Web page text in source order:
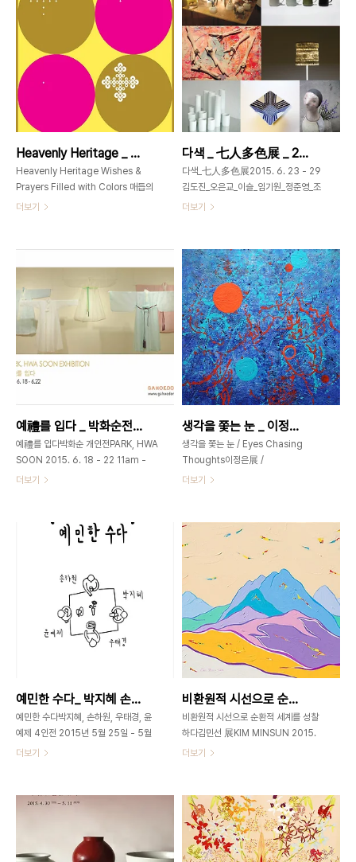
찾아오시는 길 갤러리 전용 주차장이나
공영주차장이 없습니다. 가급적 대중교
통 이용을 부탁드립니다. 지하철: 3호선
안국역하차 - 2번출구 - 헌법재판소 방
면으로 500미터 직진 - CU편의점 맞
은편 돈미약국 골목 안쪽에 정면으로 보
입니다. 승용차:(강남방면) 한남대교 건
너서 계속해서 직진 - 남산1호터널 - 종
400여 미터 직진 - 길 왼편에 가회동
주민센터 지나면 바로 북촌미술관 ..
서울시 종로구 가회동 60번지02-
3673-
0585gahoedong60@gmail.com
경계의 공존 _ 자연과 문명, 그리고 예술
과 기술 글_ 가회동60 김정민 인간은 빛
으로 그림을 그리고 싶었다. 이러한 바람
이 현실화 된 것은 예술가만의 힘으로 이
루어진 것은 아니다. 수많은 발명가들의
로 은염필름 발명 이후 디지털 카메라의
혁명을 거쳐 마침내 스마트폰 하나로 모
든 것이 간편화 ..
Heavenly Heritage _ 김정희 展 _ 2015_0701 ▶ 0705
Heavenly Heritage Wishes &
Prayers Filled with Colors 매듭의
그래픽 패턴, 빛깔을 품은 매일기도 김정
60_GAHOEDONG60www.gahoedong60.com
서울시 종로구 가회동 60번지02-
0585gahoedong60@gmail.com
Heavenly Heritage Wishes &
Prayers Filled with Colors 매듭의
그래픽 패턴, 빛깔을 품은 매일기도 어머
니의 지함은 한 칸씩 그 아름다운 빛깔을
품고 있습니다. 하나씩 열어볼 때의 기대
감과 기쁜 놀라움은 출발선에 선 선수처
한 ‘희망 希望’ 그 전부입니다...
더보기
다색 _ 七人多色展 _ 2015_0623 ▶ 0629
다색_七人多色展2015. 6. 23 - 29
김도진_오은교_이슬_임기원_정준영_조
아라_최영희 11am - 7pm휴관일 없음
0585gahoedong60@gmail.com
더보기
예禮를 입다 _ 박화순전 _ 2015_0618 ▶ 0622
예禮를 입다박화순 개인전PARK, HWA
SOON 2015. 6. 18 - 22 11am -
7pm 가회동60 _
60번지 예禮를 입다 옷은 일상이며, 문
화 자체이므로 그 시대의 생활과 철학이
내는 겉옷이었던 포袍를 중심으로 하였
습니다.조선후기의 포는 단아하고 우아
하면서 아주 미니멀리즘한 특징이 있어
우리 한복의 아름다움에 매료되었습니
다.오늘날 한국의 경제와 생활수준이 높
면 어떨까요.포를 통해 예를 입던 선현들
의 마음과 선조들의 미의식과 더불어 전
통의 가치를 되..
더보기
생각을 쫓는 눈 _ 이정은展 _ 2015_0603 ▶ 0617
생각을 쫓는 눈 / Eyes Chasing
Thoughts이정은展 /
LEEJUNGEUN / 李貞恩 /
시/2015_0603_수요일_06:00pm
관람시간/11:00am~07:00pm/일요
일 휴관 가회동60 GAHOEODNG60
서울시 종로구 북촌로11길 5 (가회동
60번지)Tel.
이정은_赤月靑空_한지,석회,모래,안료
_97x97cm_2015 갈아엎어진 회화
의 대지 이선영(미술평론가) 회화는 결
국 물감으로 뒤덮인 평면이라는 모더니
의 정점이자 회화의 종말을 암시하는 순
수한 평면은 그 이후에도 수없이 갈아엎
어졌다. 그림만큼이나 틈틈이..
더보기
예민한 수다_ 박지혜 손하원 우태경 윤예제_2015_0525 ▶ 0531
예민한 수다박지혜, 손하원, 우태경, 윤
예제 4인전 2015년 5월 25일 - 5월
31일 개관시간 11am-7pm 가회동
번지)02-3673-
는 즐거운 진지함이다. 새로운 세계를 공
더보기
비환원적 시선으로 순환적 세계를 성찰하다 _ 김민선 展 _ 2015_0515 ▶ 0521
비환원적 시선으로 순환적 세계를 성찰
하다김민선 展KIM MINSUN 2015.
5. 15(금) ▶ 2015. 5.
서울 종로구 북촌로11길 5(가회동60번
지)02-3673-
0585gahoedong60@gmail.com
더보기